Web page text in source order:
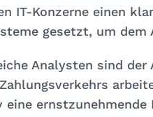
IT-Konzerne einen
gesetzt, um dem
Analysten sind
eine ernstzunehmende